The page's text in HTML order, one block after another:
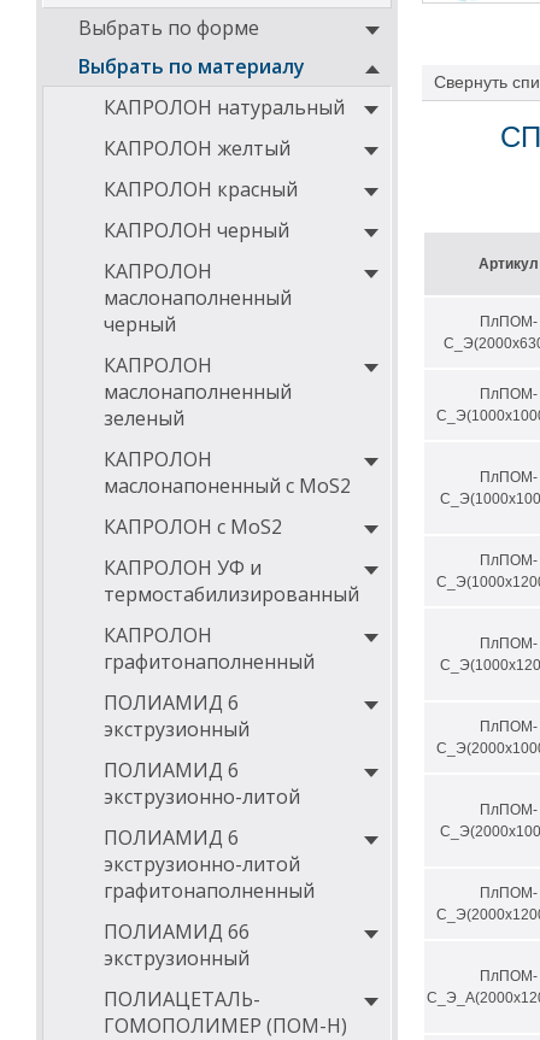
Выбрать по форме
Выбрать по материалу
КАПРОЛОН натуральный
КАПРОЛОН желтый
КАПРОЛОН красный
КАПРОЛОН черный
КАПРОЛОН
маслонаполненный
черный
КАПРОЛОН
маслонаполненный
зеленый
КАПРОЛОН
маслонапоненный с MoS2
КАПРОЛОН с MoS2
КАПРОЛОН УФ и
термостабилизированный
КАПРОЛОН
графитонаполненный
ПОЛИАМИД 6
экструзионный
ПОЛИАМИД 6
экструзионно-литой
ПОЛИАМИД 6
экструзионно-литой
графитонаполненный
ПОЛИАМИД 66
экструзионный
ПОЛИАЦЕТАЛЬ-
ГОМОПОЛИМЕР (ПОМ-Н)
Свернуть
Артикул
ПлПОМ-
ПлПОМ-
ПлПОМ-
ПлПОМ-
ПлПОМ-
ПлПОМ-
ПлПОМ-
ПлПОМ-
ПлПОМ-